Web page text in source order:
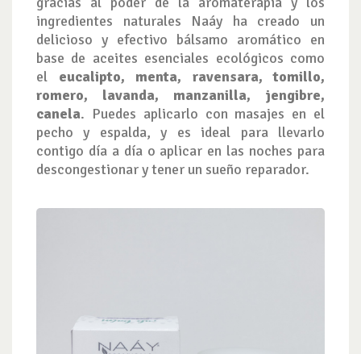
ingredientes naturales Naáy ha creado un
delicioso y efectivo bálsamo aromático en
base de aceites esenciales ecológicos como
el eucalipto, menta, ravensara, tomillo,
romero, lavanda, manzanilla, jengibre,
canela. Puedes aplicarlo con masajes en el
pecho y espalda, y es ideal para llevarlo
contigo día a día o aplicar en las noches para
descongestionar y tener un sueño reparador.